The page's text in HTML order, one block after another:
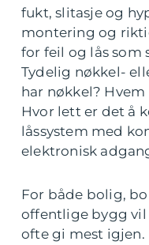
fukt, slitasje og
montering og
for feil og lås som
Tydelig nøkkel-
har nøkkel?
Hvor lett er det å
låssystem med
elektronisk
For både bolig,
offentlige bygg
ofte gi mest igjen.